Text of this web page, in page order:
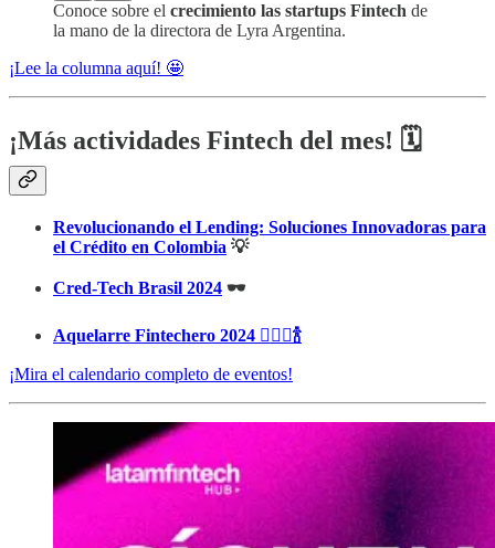
Conoce sobre el crecimiento las startups Fintech de
la mano de la directora de Lyra Argentina.
¡Lee la columna aquí! 🤩
¡Más actividades Fintech del mes! 🗓️
Revolucionando el Lending: Soluciones Innovadoras para
el Crédito en Colombia 💡
Cred-Tech Brasil 2024 🕶️
Aquelarre Fintechero 2024 🧙🏻‍♀️🍾
¡Mira el calendario completo de eventos!